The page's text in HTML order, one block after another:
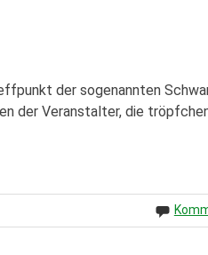
der sogenannten
der Veranstalter, die